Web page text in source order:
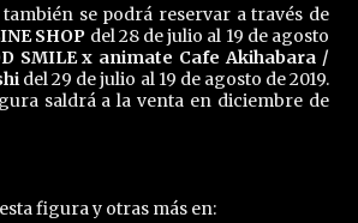
se podrá reservar a través de
SHOP del 28 de julio al 19 de agosto
SMILE x animate Cafe Akihabara /
del 29 de julio al 19 de agosto de 2019.
saldrá a la venta en diciembre de
figura y otras más en: